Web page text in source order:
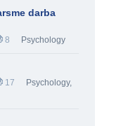
darba
8 Psychology
17 Psychology,